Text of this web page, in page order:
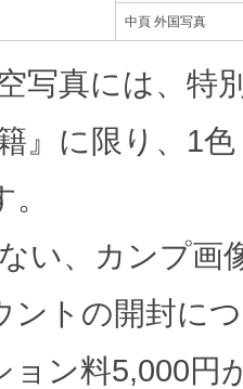
中頁 外国写真
写真には、特
』に限り、1
い、カンプ画
ントの開封に
ョン料5,000円